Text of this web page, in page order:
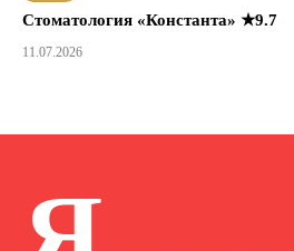
Стоматология «Константа» ★9.7
11.07.2026